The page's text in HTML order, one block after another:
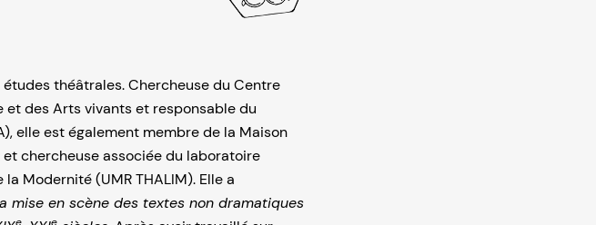
théâtrales. Chercheuse du Centre
et des Arts vivants et responsable du
elle est également membre de la Maison
chercheuse associée du laboratoire
Modernité (UMR THALIM). Elle a
mise en scène des textes non dramatiques